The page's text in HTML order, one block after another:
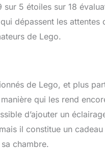
5 étoiles sur 18
dépassent les attentes
de Lego.
de Lego, et plus
qui les rend
d’ajouter un
il constitue un
chambre.